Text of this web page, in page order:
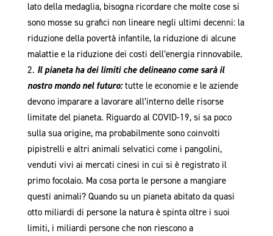
lato della medaglia, bisogna ricordare che molte cose si
sono mosse su grafici non lineare negli ultimi decenni: la
riduzione della povertà infantile, la riduzione di alcune
malattie e la riduzione dei costi dell’energia rinnovabile.
Il pianeta ha dei limiti che delineano come sarà il
nostro mondo nel futuro:tutte le economie e le aziende
devono imparare a lavorare all’interno delle risorse
limitate del pianeta. Riguardo al COVID-19, si sa poco
sulla sua origine, ma probabilmente sono coinvolti
pipistrelli e altri animali selvatici come i pangolini,
venduti vivi ai mercati cinesi in cui si è registrato il
primo focolaio. Ma cosa porta le persone a mangiare
questi animali? Quando su un pianeta abitato da quasi
otto miliardi di persone la natura è spinta oltre i suoi
limiti, i miliardi persone che non riescono a